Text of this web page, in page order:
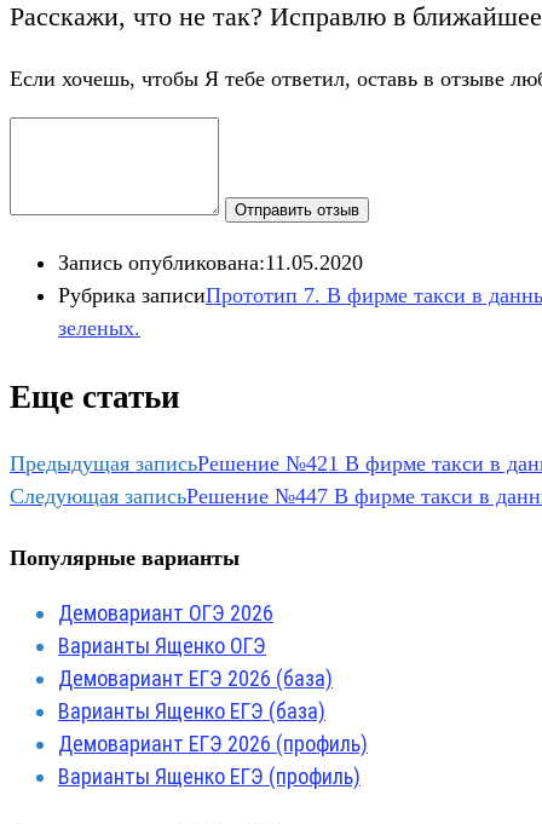
Расскажи, что не так? Исправлю в
Если хочешь, чтобы Я тебе ответил, оставь в отзыве
Отправить отзыв
Запись опубликована:11.05.2020
Рубрика записиПрототип 7. В фирме такси в
зеленых.
Еще статьи
Предыдущая записьРешение №421 В фирме такси в
Следующая записьРешение №447 В фирме такси в
Популярные варианты
Демовариант ОГЭ 2026
Варианты Ященко ОГЭ
Демовариант ЕГЭ 2026 (база)
Варианты Ященко ЕГЭ (база)
Демовариант ЕГЭ 2026 (профиль)
Варианты Ященко ЕГЭ (профиль)